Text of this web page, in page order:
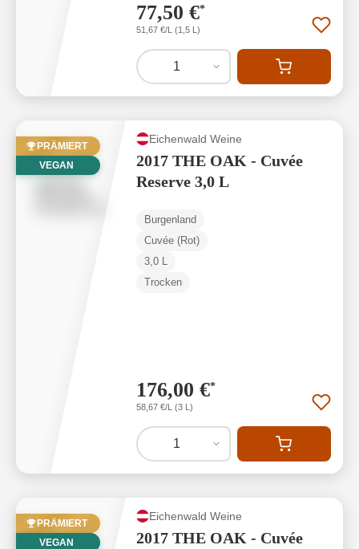
77,50 €*
51,67 €/L (1,5 L)
1
PRÄMIERT
VEGAN
Eichenwald Weine
2017 THE OAK - Cuvée
Reserve 3,0 L
Burgenland
Cuvée (Rot)
3,0 L
Trocken
176,00 €*
58,67 €/L (3 L)
1
PRÄMIERT
VEGAN
Eichenwald Weine
2017 THE OAK - Cuvée